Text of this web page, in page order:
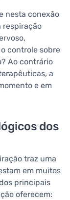
nesta conexão
respiração
controle sobre
Ao contrário
a
e em
dos
traz uma
em muitos
principais
oferecem: